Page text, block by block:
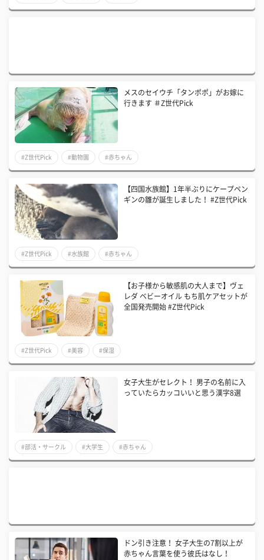
メスのセイウチ「タンポポ」がお嫁に
行きます ＃Z世代Pick
#Z世代Pick #動物園 #赤ちゃん
【四国水族館】1年半ぶりにケープペン
ギンの雛が誕生しました！ #Z世代Pick
#Z世代Pick #水族館 #赤ちゃん
【お子様から敏感肌の大人まで】ヴェ
レダ ベビーオイル もち肌ケアセットが
全国発売開始 #Z世代Pick
#Z世代Pick #美容 #保湿
女子大生がセレクト！ 男子の名前に入
っていたらカッコいいと思う漢字8選
#部活・サークル #大学生 #赤ちゃん
ドン引き注意！ 女子大生の7割以上が
赤ちゃん言葉を使う彼氏はなし！